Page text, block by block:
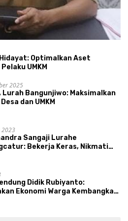
Optimalkan Aset
UMKM
2025
Lurah Bangunjiwo: Maksimalkan
dan UMKM
2023
Sangaji Lurahe
Bekerja Keras, Nikmati
Didik Rubiyanto:
Ekonomi Warga Kembangkan